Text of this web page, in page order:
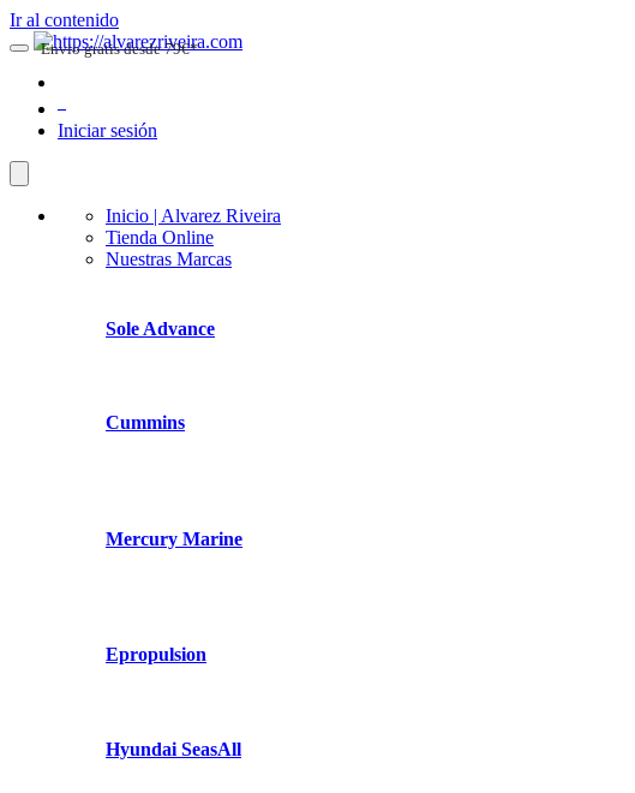
Ir al contenido
Iniciar sesión
Inicio | Alvarez Riveira
Tienda Online
Nuestras Marcas
Sole Advance
Cummins
Mercury Marine
Epropulsion
Hyundai SeasAll
Envio gratis desde 79€*